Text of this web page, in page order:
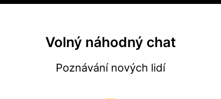
Volný náhodný chat
Poznávání nových lidí